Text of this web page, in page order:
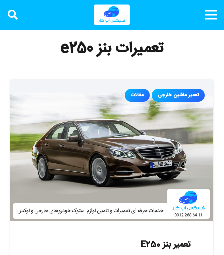
تعمیرات بنز e250
تعمیر ماشین خارجی مقالات
تعمیر بنز E250